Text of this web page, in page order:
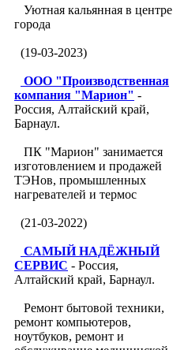
Уютная кальянная в центре
города
(19-03-2023)
ООО "Производственная
компания "Марион" -
Россия, Алтайский край,
Барнаул.
ПК "Марион" занимается
изготовлением и продажей
ТЭНов, промышленных
нагревателей и термос
(21-03-2022)
САМЫЙ НАДЁЖНЫЙ
СЕРВИС - Россия,
Алтайский край, Барнаул.
Ремонт бытовой техники,
ремонт компьютеров,
ноутбуков, ремонт и